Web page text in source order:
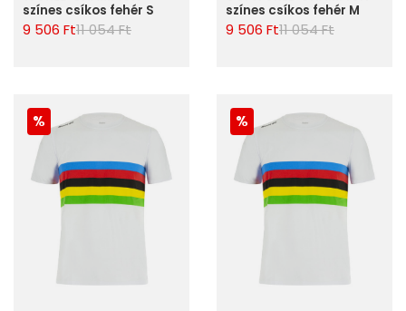
színes csíkos fehér S
9 506 Ft11 054 Ft
színes csíkos fehér M
9 506 Ft11 054 Ft